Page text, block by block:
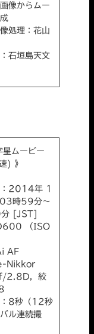
像からムー
処理：花山
石垣島天文
星ムービー
) 》
：2014年 1
時59分～
[JST]
（ISO
AF
Nikkor
2.8D，絞
：8秒（12秒
ル連続撮